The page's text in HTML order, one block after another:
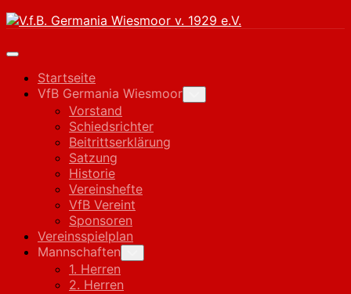
Skip
content
Expand
Startseite
VfB Germania Wiesmoor
Child
Vorstand
Schiedsrichter
Beitrittserklärung
Satzung
Historie
Vereinshefte
VfB Vereint
Sponsoren
Vereinsspielplan
Mannschaften
Child
1. Herren
2. Herren